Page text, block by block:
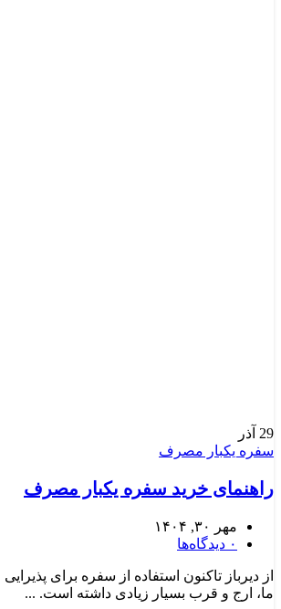
29 آذر
سفره یکبار مصرف
راهنمای خرید سفره یکبار مصرف
مهر ۳۰, ۱۴۰۴
۰ دیدگاه‌ها
از دیرباز تاکنون استفاده از سفره برای
ما، ارج و قرب بسیار زیادی داشته است. ...